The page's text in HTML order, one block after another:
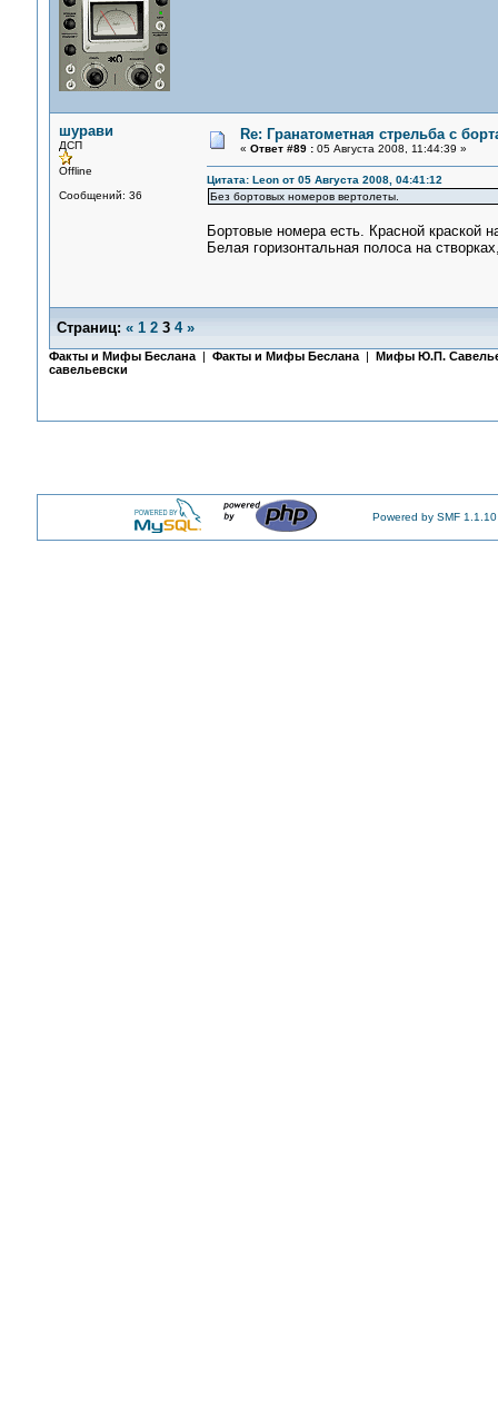
шурави
ДСП
Offline
Сообщений: 36
Re: Гранатометная стрельба с
« Ответ #89 :05 Августа 2008, 11:44:39 »
Цитата: Leon от 05 Августа 2008, 04:41:12
Без бортовых номеров вертолеты.
Бортовые номера есть. Красной краской
Белая горизонтальная полоса на
Страниц: « 1 2 3 4 »
Факты и Мифы Беслана| Факты и Мифы Беслана| Мифы Ю.П.
савельевски
Powered by SMF 1.1.10